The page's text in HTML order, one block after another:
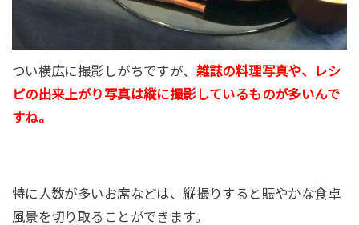
つい横広に撮影しがちですが、 雑誌の料理写真や、レシ
ピの出来上がり写真は縦に撮影しているものが多いんで
すね。
特に人数が多いお席などは、縦撮りすると賑やかな食卓
風景を切り取ることができます。